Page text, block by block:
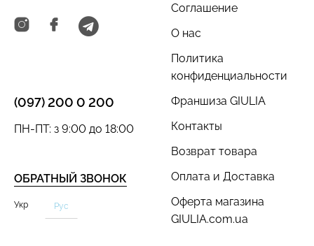
Соглашение
О нас
Политика
конфиденциальности
Франшиза GIULIA
Контакты
Возврат товара
Оплата и Доставка
Оферта магазина
GIULIA.com.ua
(097) 200 0 200
ОБРАТНЫЙ ЗВОНОК
ПН-ПТ: з 9:00 до 18:00
Укр Рус